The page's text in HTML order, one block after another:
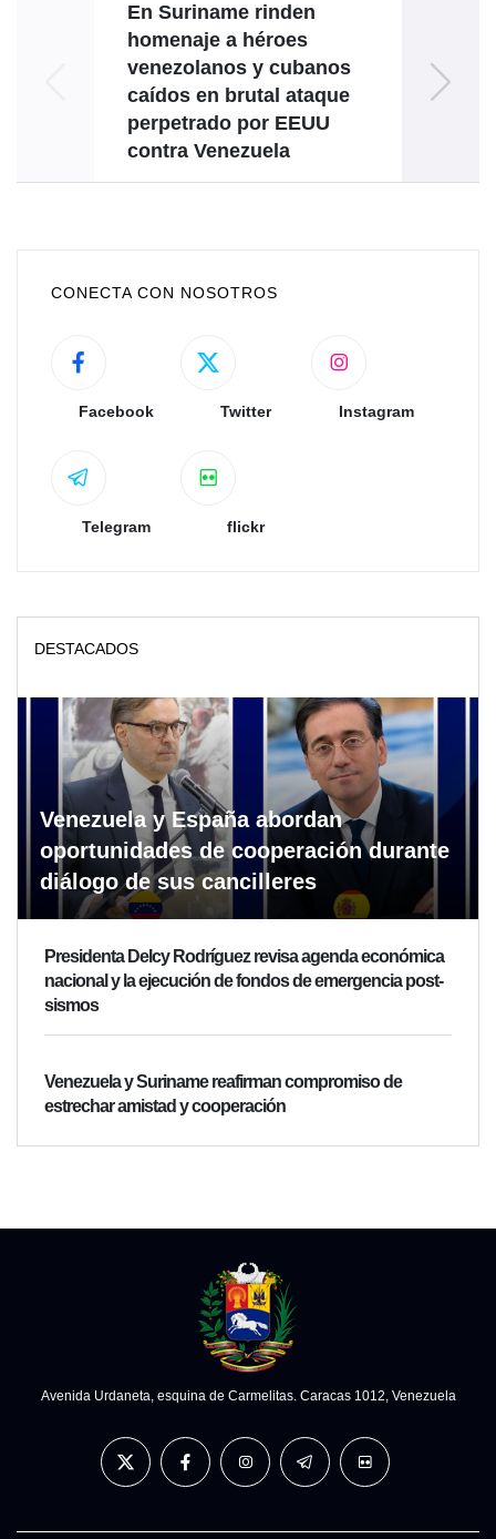
En Suriname rinden
homenaje a héroes
venezolanos y cubanos
caídos en brutal ataque
perpetrado por EEUU
contra Venezuela
CONECTA CON NOSOTROS
Facebook Twitter Instagram
Telegram flickr
DESTACADOS
Venezuela y España abordan
oportunidades de cooperación durante
diálogo de sus cancilleres
Presidenta Delcy Rodríguez revisa agenda económica
nacional y la ejecución de fondos de emergencia post-
sismos
Venezuela y Suriname reafirman compromiso de
estrechar amistad y cooperación
Avenida Urdaneta, esquina de Carmelitas. Caracas 1012, Venezuela